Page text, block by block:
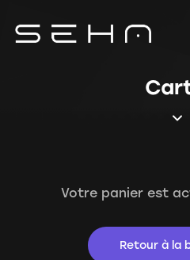
Votre panier est
Retour à la